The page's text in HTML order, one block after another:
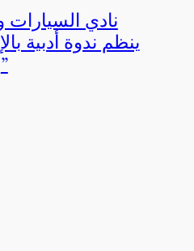
نادي
ينظم ندوة أدبية
رواية “أنا بنت مين”